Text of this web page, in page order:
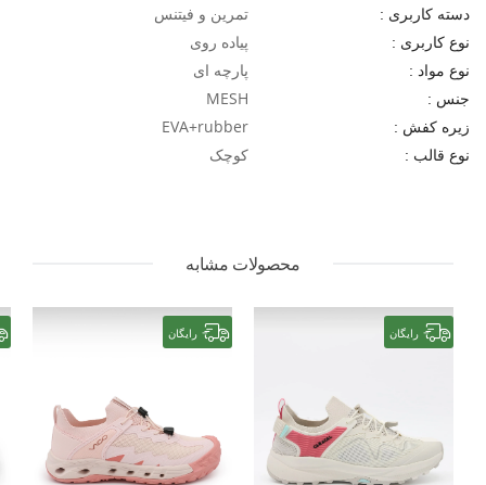
دسته کاربری : تمرین و فیتنس
نوع کاربری : پیاده روی
نوع مواد : پارچه ای
جنس : MESH
زیره کفش : EVA+rubber
نوع قالب : کوچک
محصولات مشابه
رایگان رایگان